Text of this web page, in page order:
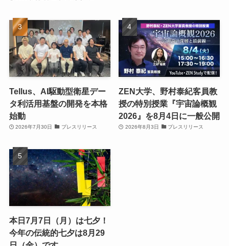
Tellus、AI駆動型衛星デー
タ利活用基盤の開発を本格
始動
2026年7月30日 プレスリリース
ZEN大学、野村泰紀客員教
授の特別授業『宇宙論概観
2026』を8月4日に一般公開
2026年8月3日 プレスリリース
本日7月7日（月）は七夕！
今年の伝統的七夕は8月29